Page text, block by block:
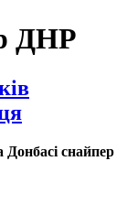
ДНР
Донбасі снайпер